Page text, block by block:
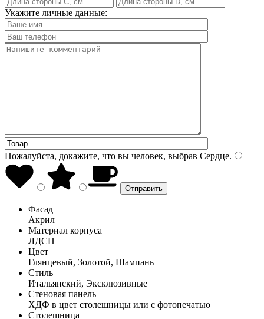
Укажите личные данные:
Пожалуйста, докажите, что вы человек, выбрав Сердце.
Фасад
Акрил
Материал корпуса
ЛДСП
Цвет
Глянцевый, Золотой, Шампань
Стиль
Итальянский, Эксклюзивные
Стеновая панель
ХДФ в цвет столешницы или с фотопечатью
Столешница